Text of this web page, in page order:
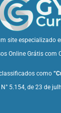
site especializado
Online Grátis com
como
5.154, de 23 de